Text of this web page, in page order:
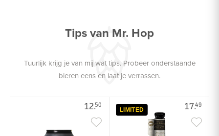
Tips van Mr. Hop
Tuurlijk krijg je van mij wat tips. Probeer onderstaande
bieren eens en laat je verrassen.
12.50 17.49
LIMITED